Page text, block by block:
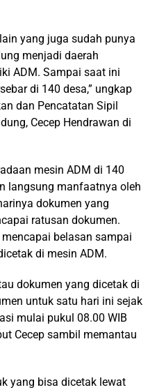
yang juga sudah punya
menjadi daerah
ADM. Sampai saat ini
di 140 desa,” ungkap
dan Pencatatan Sipil
Cecep Hendrawan di
mesin ADM di 140
langsung manfaatnya oleh
dokumen yang
ratusan dokumen.
belasan sampai
di mesin ADM.
dokumen yang dicetak di
untuk satu hari ini sejak
mulai pukul 08.00 WIB
Cecep sambil memantau
yang bisa dicetak lewat